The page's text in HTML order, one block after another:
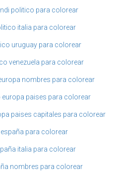
politico para colorear
italia para colorear
uruguay para colorear
venezuela para colorear
nombres para colorear
paises para colorear
paises capitales para colorear
para colorear
italia para colorear
nombres para colorear